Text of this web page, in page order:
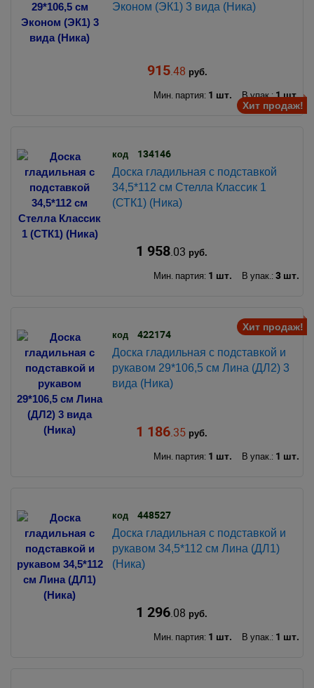
Хит продаж!
Эконом (ЭК1) 3 вида (Ника)
915.48 руб.
Мин. партия: 1 шт. В упак.:1 шт.
код 134146
Доска гладильная с подставкой
34,5*112 см Стелла Классик 1
(СТК1) (Ника)
1 958.03 руб.
Мин. партия: 1 шт. В упак.: 3 шт.
Хит продаж!
код 422174
Доска гладильная с подставкой и
рукавом 29*106,5 см Лина (ДЛ2) 3
вида (Ника)
1 186.35руб.
Мин. партия: 1 шт. В упак.: 1 шт.
код 448527
Доска гладильная с подставкой и
рукавом 34,5*112 см Лина (ДЛ1)
(Ника)
1 296.08 руб.
Мин. партия: 1 шт. В упак.: 1 шт.